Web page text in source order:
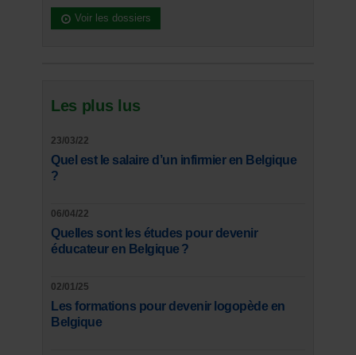
Voir les dossiers
Les plus lus
23/03/22
Quel est le salaire d’un infirmier en Belgique
?
06/04/22
Quelles sont les études pour devenir
éducateur en Belgique ?
02/01/25
Les formations pour devenir logopède en
Belgique